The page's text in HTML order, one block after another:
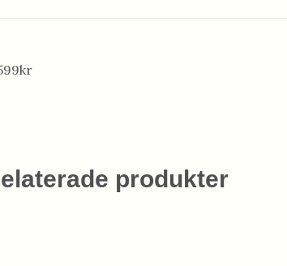
produkter